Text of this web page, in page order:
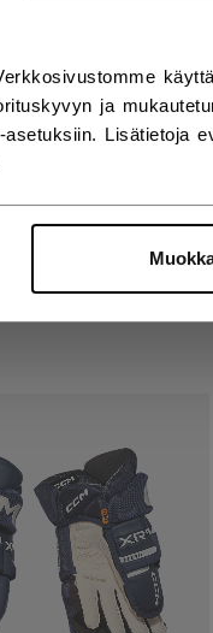
ja
Lisätietoja